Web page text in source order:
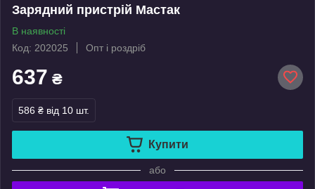
Зарядний пристрій Мастак
В наявності
Код: 202025
Опт і роздріб
637 ₴
586 ₴ від 10 шт.
Купити
або